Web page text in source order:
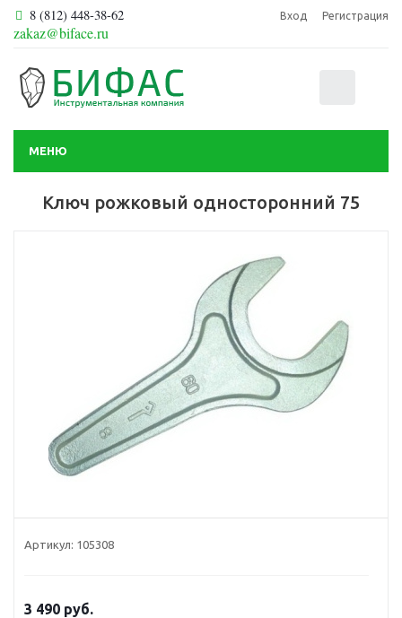
8 (812) 448-38-62
zakaz@biface.ru
Вход Регистрация
МЕНЮ
Ключ рожковый односторонний 75
Артикул: 105308
3 490 руб.